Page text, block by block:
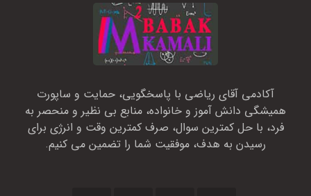
آکادمی آقای ریاضی با پاسخگویی، حمایت و ساپورت
همیشگی دانش آموز و خانواده، منابع بی نظیر و منحصر به
فرد، با حل کمترین سوال، صرف کمترین وقت و انرژی برای
رسیدن به هدف، موفقیت شما را تضمین می کنیم.